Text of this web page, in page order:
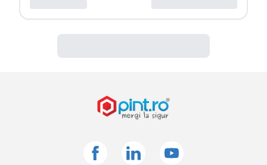
FacebookLinkedin Youtube